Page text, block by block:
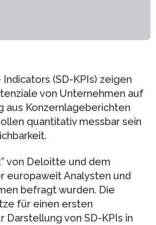
(SD-KPIs) zeigen
von Unternehmen auf
aus Konzernlageberichten
quantitativ messbar sein
von Deloitte und dem
europaweit Analysten und
befragt wurden. Die
für einen ersten
Darstellung von SD-KPIs in